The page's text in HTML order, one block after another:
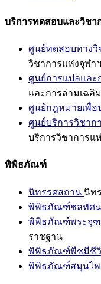
บริการทดสอบและวิชา
ศูนย์ทดสอบทางวิ
วิชาการแห่งจุฬาฯ
ศูนย์การแปลและ
และการล่ามเฉลิ
ศูนย์กฎหมายเพื่อ
ศูนย์บริการวิชาก
บริการวิชาการแ
พิพิธภัณฑ์
นิทรรศสถาน นิท
พิพิธภัณฑ์ชลทัศ
พิพิธภัณฑ์พระจุฑ
ราชฐาน
พิพิธภัณฑ์พืชมีชี
พิพิธภัณฑ์สมุนไพ